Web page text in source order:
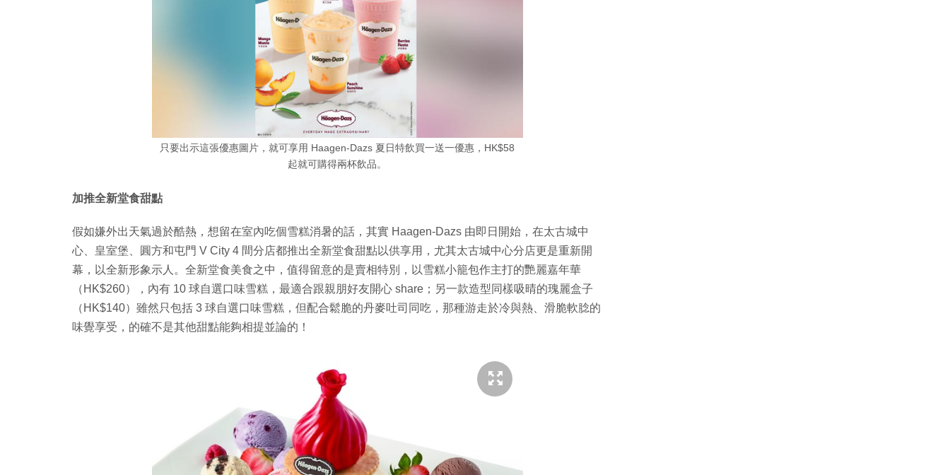
只要出示這張優惠圖片，就可享用 Haagen-Dazs 夏日特飲買一送一優惠，HK$58
起就可購得兩杯飲品。
加推全新堂食甜點
假如嫌外出天氣過於酷熱，想留在室內吃個雪糕消暑的話，其實 Haagen-Dazs 由即日開始，在太古城中
心、皇室堡、圓方和屯門 V City 4 間分店都推出全新堂食甜點以供享用，尤其太古城中心分店更是重新開
幕，以全新形象示人。全新堂食美食之中，值得留意的是賣相特別，以雪糕小籠包作主打的艷麗嘉年華
（HK$260），內有 10 球自選口味雪糕，最適合跟親朋好友開心 share；另一款造型同樣吸晴的瑰麗盒子
（HK$140）雖然只包括 3 球自選口味雪糕，但配合鬆脆的丹麥吐司同吃，那種游走於冷與熱、滑脆軟腍的
味覺享受，的確不是其他甜點能夠相提並論的！